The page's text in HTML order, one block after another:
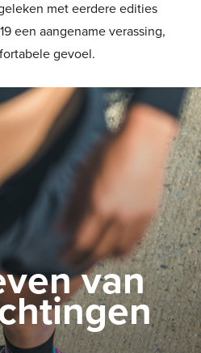
met eerdere edities
een aangename verassing,
gevoel.
van